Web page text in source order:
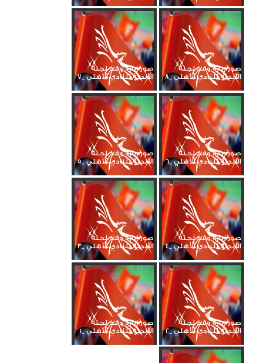
صور زيارة وفد لجنة
الأندية للنادي الأهلي _8
صور زيارة وفد لجنة
الأندية للنادي الأهلي _7
صور زيارة وفد لجنة
الأندية للنادي الأهلي _6
صور زيارة وفد لجنة
الأندية للنادي الأهلي _5
صور زيارة وفد لجنة
الأندية للنادي الأهلي _4
صور زيارة وفد لجنة
الأندية للنادي الأهلي _3
صور زيارة وفد لجنة
الأندية للنادي الأهلي _2
صور زيارة وفد لجنة
الأندية للنادي الأهلي _1